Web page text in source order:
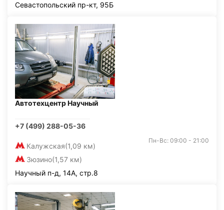
Севастопольский пр-кт, 95Б
Автотехцентр Научный
+7 (499) 288-05-36
Калужская(1,09 км)
Зюзино(1,57 км)
Пн-Вс: 09:00 - 21:00
Научный п-д, 14А, стр.8